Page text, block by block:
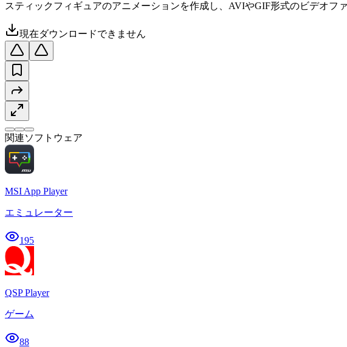
スティックフィギュアのアニメーションを作成し、AVIやGIF形式のビデオフ
現在ダウンロードできません
関連ソフトウェア
MSI App Player
エミュレーター
195
QSP Player
ゲーム
88